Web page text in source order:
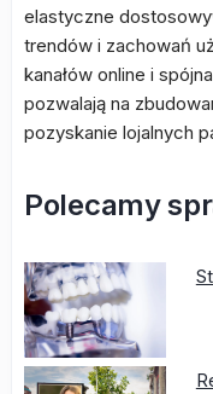
elastyczne
trendów i zachowań
kanałów online i
pozwalają na
pozyskanie lojalnych
Polecamy